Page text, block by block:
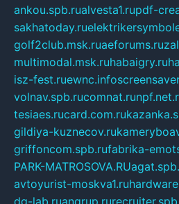
ankou.spb.rualvesta1.rupdf-
sakhatoday.ru
golf2club.msk.ruaeforums.ru
multimodal.msk.ruhabaigry.ru
isz-fest.ruewnc.info
volnav.spb.rucomnat.ru
tesiaes.rucard.com.ru
gildiya-kuznecov.ru
griffoncom.spb.rufabrika-
PARK-MATROSOVA.RU
avtoyurist-moskva1.ru
dg-lab.ruangrup.ru